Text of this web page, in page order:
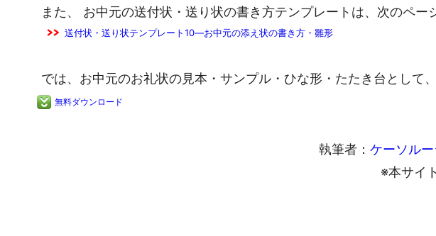
また、 お中元の送付状・送り状の書き方テンプレートは、次のペー
送付状・送り状テンプレート10―お中元の添え状の書き方・雛形
では、お中元のお礼状の見本・サンプル・ひな形・たたき台として
無料ダウンロード
執筆者： ケーソル
※本サイ